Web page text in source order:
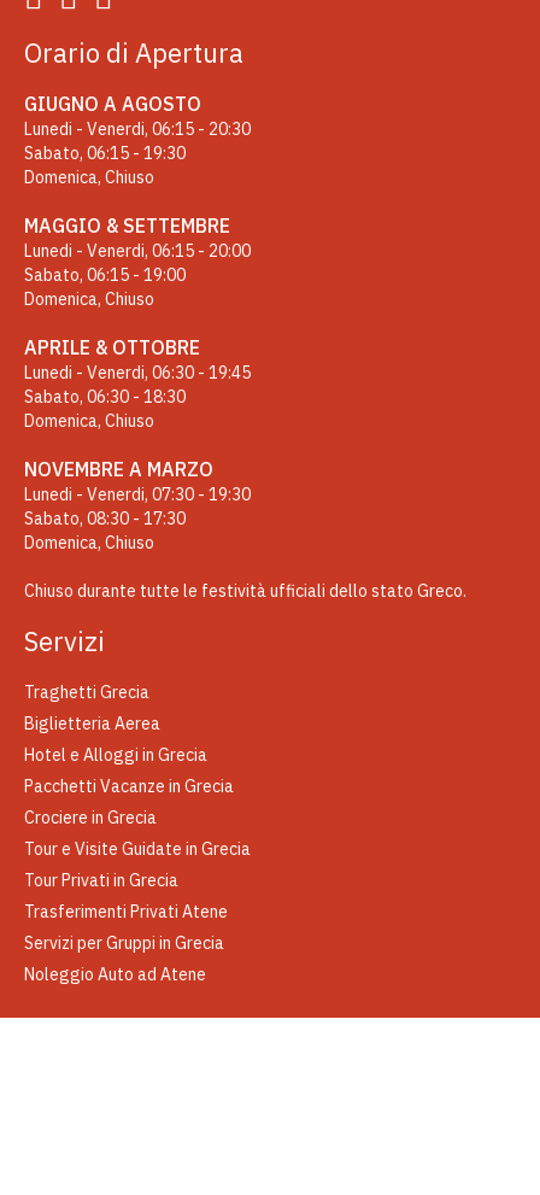
Orario di Apertura
GIUGNO A AGOSTO
Lunedi - Venerdi, 06:15 - 20:30
Sabato, 06:15 - 19:30
Domenica, Chiuso
MAGGIO & SETTEMBRE
Lunedi - Venerdi, 06:15 - 20:00
Sabato, 06:15 - 19:00
Domenica, Chiuso
APRILE & OTTOBRE
Lunedi - Venerdi, 06:30 - 19:45
Sabato, 06:30 - 18:30
Domenica, Chiuso
NOVEMBRE A MARZO
Lunedi - Venerdi, 07:30 - 19:30
Sabato, 08:30 - 17:30
Domenica, Chiuso
Chiuso durante tutte le festività ufficiali dello stato Greco.
Servizi
Traghetti Grecia
Biglietteria Aerea
Hotel e Alloggi in Grecia
Pacchetti Vacanze in Grecia
Crociere in Grecia
Tour e Visite Guidate in Grecia
Tour Privati in Grecia
Trasferimenti Privati Atene
Servizi per Gruppi in Grecia
Noleggio Auto ad Atene